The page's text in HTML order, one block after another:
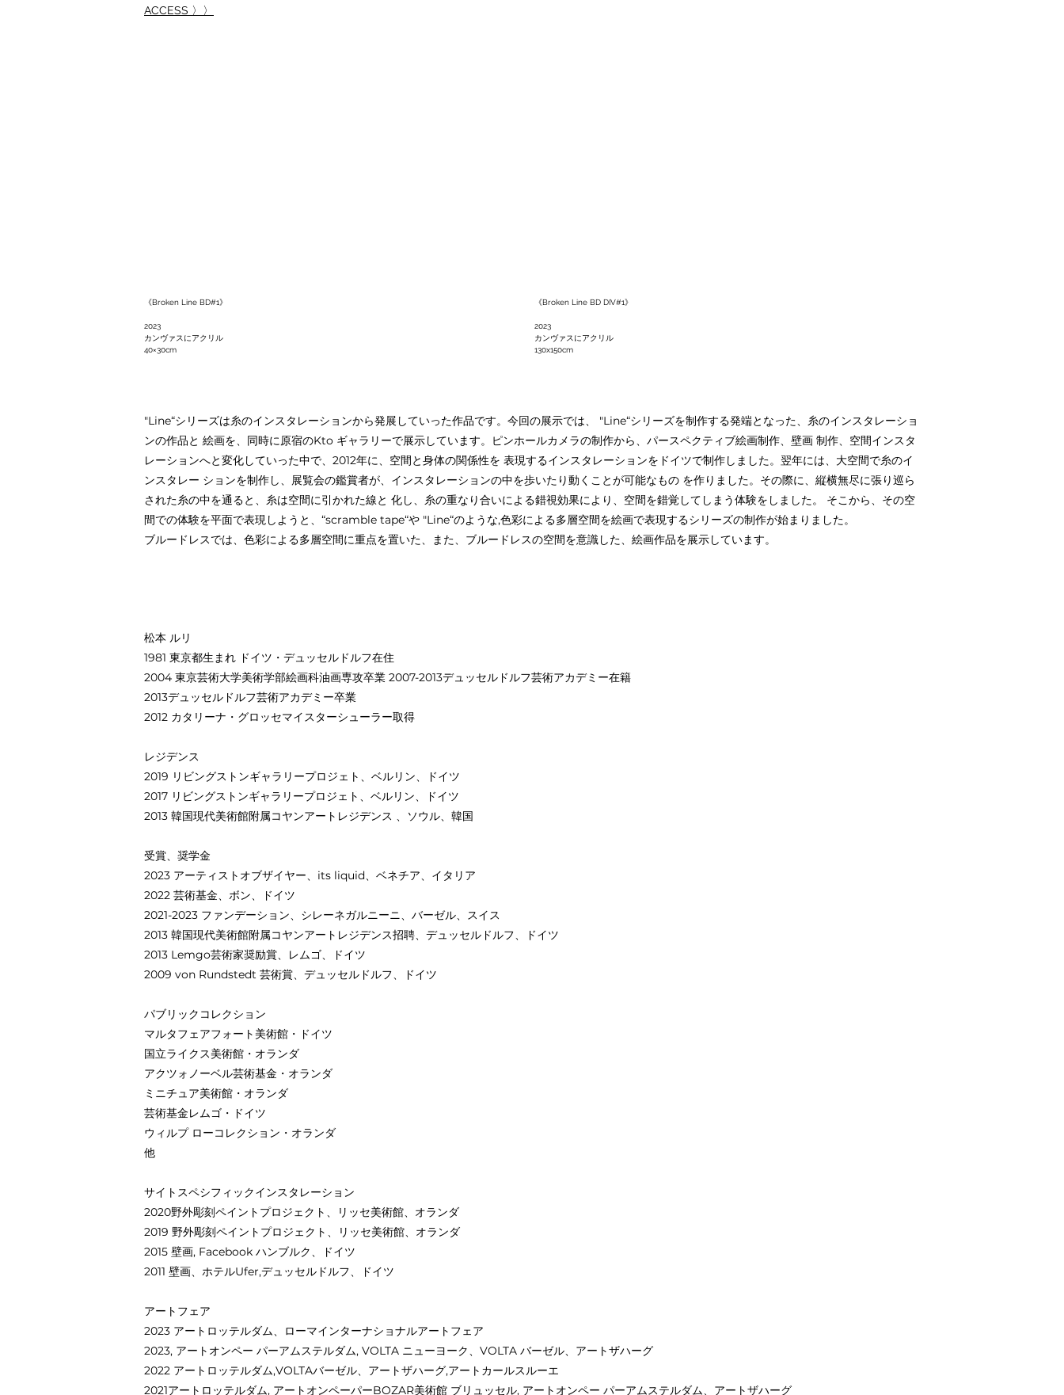
ACCESS 〉〉
《Broken Line BD#1》
2023
カンヴァスにアクリル
40×30cm
《Broken Line BD DIV#1》
2023
カンヴァスにアクリル
130x150cm
"Line“シリーズは糸のインスタレーションから発展していった作品です。今回の展示では、 "Line“シリーズを制作する発端となった、糸のインスタレーショ
ンの作品と 絵画を、同時に原宿のKto ギャラリーで展示しています。ピンホールカメラの制作から、パースペクティブ絵画制作、壁画 制作、空間インスタ
レーションへと変化していった中で、2012年に、空間と身体の関係性を 表現するインスタレーションをドイツで制作しました。翌年には、大空間で糸のイ
ンスタレー ションを制作し、展覧会の鑑賞者が、インスタレーションの中を歩いたり動くことが可能なもの を作りました。その際に、縦横無尽に張り巡ら
された糸の中を通ると、糸は空間に引かれた線と 化し、糸の重なり合いによる錯視効果により、空間を錯覚してしまう体験をしました。 そこから、その空
間での体験を平面で表現しようと、“scramble tape“や "Line“のような,色彩による多層空間を絵画で表現するシリーズの制作が始まりました。
ブルードレスでは、色彩による多層空間に重点を置いた、また、ブルードレスの空間を意識した、絵画作品を展示しています。
松本 ルリ
1981 東京都生まれ ドイツ・デュッセルドルフ在住
2004 東京芸術大学美術学部絵画科油画専攻卒業 2007-2013デュッセルドルフ芸術アカデミー在籍
2013デュッセルドルフ芸術アカデミー卒業
2012 カタリーナ・グロッセマイスターシューラー取得
レジデンス
2019 リビングストンギャラリープロジェト、ベルリン、ドイツ
2017 リビングストンギャラリープロジェト、ベルリン、ドイツ
2013 韓国現代美術館附属コヤンアートレジデンス 、ソウル、韓国
受賞、奨学金
2023 アーティストオブザイヤー、its liquid、ベネチア、イタリア
2022 芸術基金、ボン、ドイツ
2021-2023 ファンデーション、シレーネガルニーニ、バーゼル、スイス
2013 韓国現代美術館附属コヤンアートレジデンス招聘、デュッセルドルフ、ドイツ
2013 Lemgo芸術家奨励賞、レムゴ、ドイツ
2009 von Rundstedt 芸術賞、デュッセルドルフ、ドイツ
パブリックコレクション
マルタフェアフォート美術館・ドイツ
国立ライクス美術館・オランダ
アクツォノーベル芸術基金・オランダ
ミニチュア美術館・オランダ
芸術基金レムゴ・ドイツ
ウィルプ ローコレクション・オランダ
他
サイトスペシフィックインスタレーション
2020野外彫刻ペイントプロジェクト、リッセ美術館、オランダ
2019 野外彫刻ペイントプロジェクト、リッセ美術館、オランダ
2015 壁画, Facebook ハンブルク、ドイツ
2011 壁画、ホテルUfer,デュッセルドルフ、ドイツ
アートフェア
2023 アートロッテルダム、ローマインターナショナルアートフェア
2023, アートオンペー パーアムステルダム, VOLTA ニューヨーク、VOLTA バーゼル、アートザハーグ
2022 アートロッテルダム,VOLTAバーゼル、アートザハーグ,アートカールスルーエ
2021アートロッテルダム, アートオンペーパーBOZAR美術館 ブリュッセル, アートオンペー パーアムステルダム、アートザハーグ